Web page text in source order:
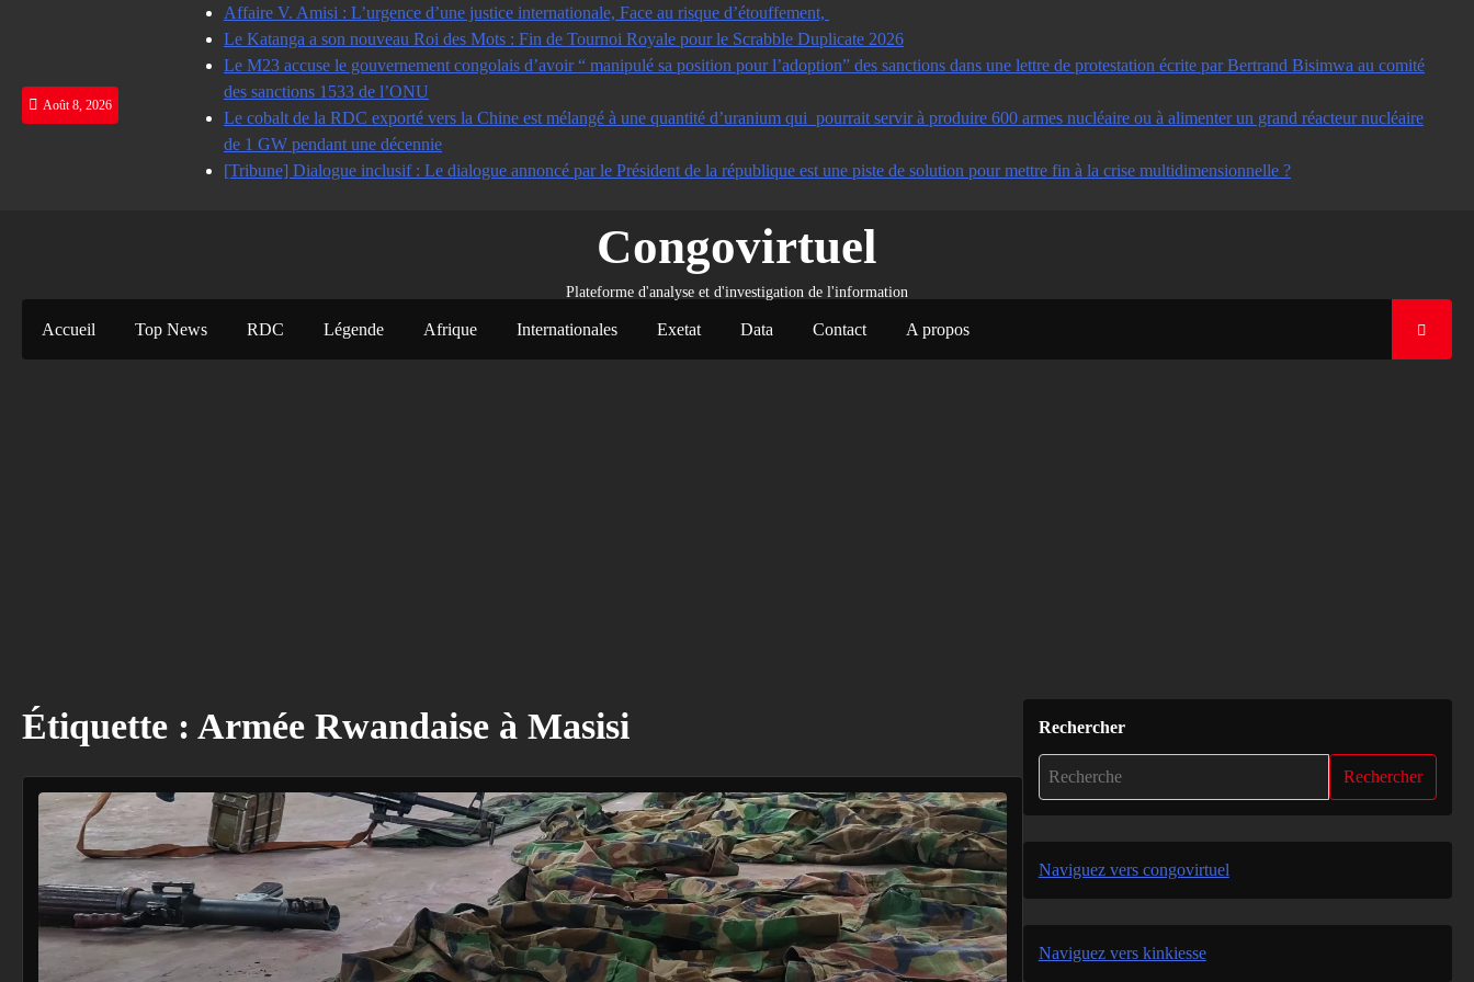
Août 8, 2026
Affaire V. Amisi : L’urgence d’une justice internationale, Face au risque d’étouffement,
Le Katanga a son nouveau Roi des Mots : Fin de Tournoi Royale pour le Scrabble Duplicate 2026
Le M23 accuse le gouvernement congolais d’avoir “ manipulé sa position pour l’adoption” des sanctions dans une lettre de protestation écrite par Bertrand Bisimwa au comité
des sanctions 1533 de l’ONU
Le cobalt de la RDC exporté vers la Chine est mélangé à une quantité d’uranium qui pourrait servir à produire 600 armes nucléaire ou à alimenter un grand réacteur nucléaire
de 1 GW pendant une décennie
[Tribune] Dialogue inclusif : Le dialogue annoncé par le Président de la république est une piste de solution pour mettre fin à la crise multidimensionnelle ?
Congovirtuel
Plateforme d'analyse et d'investigation de l'information
Accueil Top News RDC Légende Afrique Internationales Exetat Data Contact A propos
Étiquette : Armée Rwandaise à Masisi Rechercher
Rechercher
Naviguez vers congovirtuel
Naviguez vers kinkiesse